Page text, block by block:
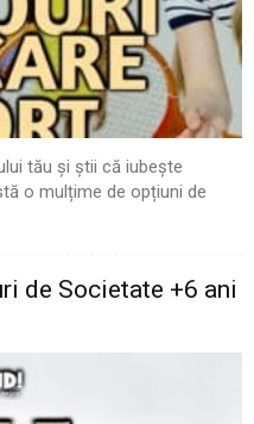
tău și știi că iubește
o mulțime de opțiuni de
de Societate +6 ani